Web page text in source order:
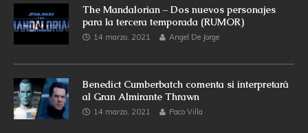
The Mandalorian – Dos nuevos personajes
para la tercera temporada (RUMOR)
14 marzo, 2021 Angel De Jorge
Benedict Cumberbatch comenta si interpretará
al Gran Almirante Thrawn
14 marzo, 2021 Paco Villa